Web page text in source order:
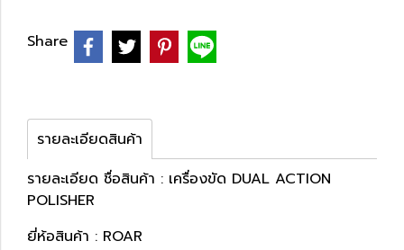
Share
รายละเอียดสินค้า
รายละเอียด ชื่อสินค้า : เครื่องขัด DUAL ACTION
POLISHER
ยี่ห้อสินค้า : ROAR